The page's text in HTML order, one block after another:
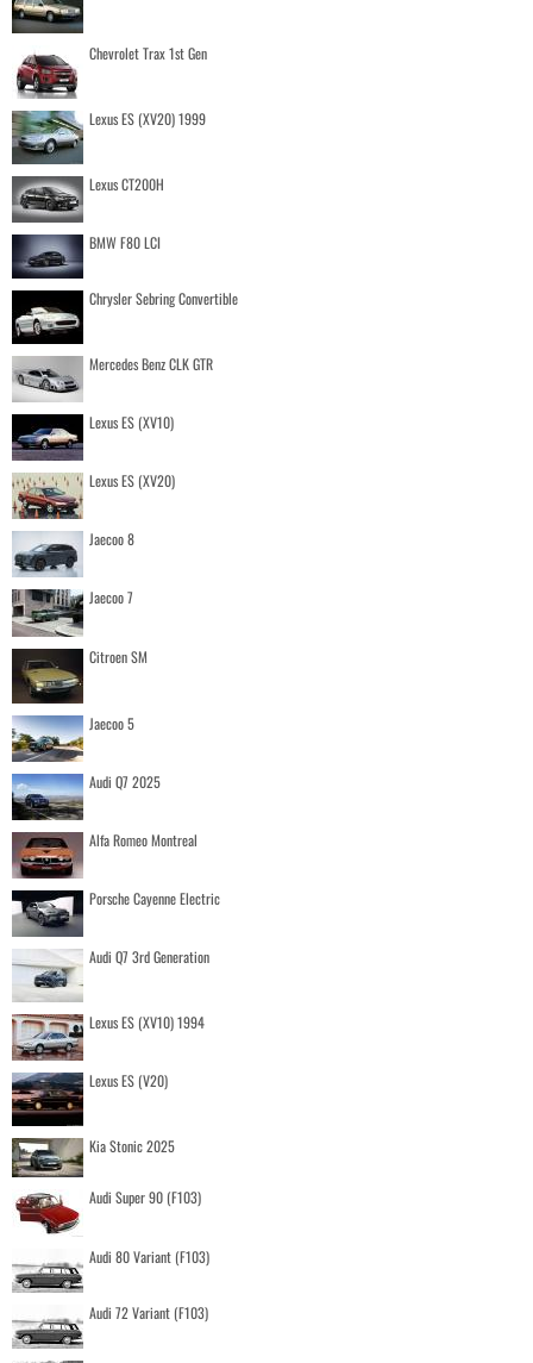
Chevrolet Trax 1st Gen
Lexus ES (XV20) 1999
Lexus CT200H
BMW F80 LCI
Chrysler Sebring Convertible
Mercedes Benz CLK GTR
Lexus ES (XV10)
Lexus ES (XV20)
Jaecoo 8
Jaecoo 7
Citroen SM
Jaecoo 5
Audi Q7 2025
Alfa Romeo Montreal
Porsche Cayenne Electric
Audi Q7 3rd Generation
Lexus ES (XV10) 1994
Lexus ES (V20)
Kia Stonic 2025
Audi Super 90 (F103)
Audi 80 Variant (F103)
Audi 72 Variant (F103)